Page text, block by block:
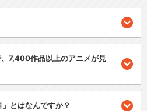
7,400作品以上のアニメが見
」とはなんですか？